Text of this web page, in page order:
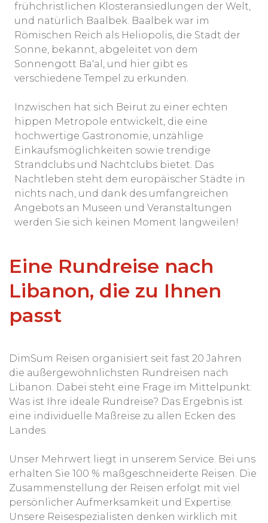
frühchristlichen Klosteransiedlungen der Welt,
und natürlich Baalbek. Baalbek war im
Römischen Reich als Heliopolis, die Stadt der
Sonne, bekannt, abgeleitet von dem
Sonnengott Ba'al, und hier gibt es
verschiedene Tempel zu erkunden.
Inzwischen hat sich Beirut zu einer echten
hippen Metropole entwickelt, die eine
hochwertige Gastronomie, unzählige
Einkaufsmöglichkeiten sowie trendige
Strandclubs und Nachtclubs bietet. Das
Nachtleben steht dem europäischer Städte in
nichts nach, und dank des umfangreichen
Angebots an Museen und Veranstaltungen
werden Sie sich keinen Moment langweilen!
Eine Rundreise nach
Libanon, die zu Ihnen
passt
DimSum Reisen organisiert seit fast 20 Jahren
die außergewöhnlichsten Rundreisen nach
Libanon. Dabei steht eine Frage im Mittelpunkt:
Was ist Ihre ideale Rundreise? Das Ergebnis ist
eine individuelle Maßreise zu allen Ecken des
Landes.
Unser Mehrwert liegt in unserem Service. Bei uns
erhalten Sie 100 % maßgeschneiderte Reisen. Die
Zusammenstellung der Reisen erfolgt mit viel
persönlicher Aufmerksamkeit und Expertise.
Unsere Reisespezialisten denken wirklich mit